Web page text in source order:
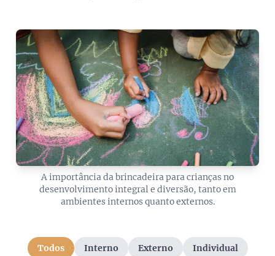
A importância da brincadeira para crianças no
desenvolvimento integral e diversão, tanto em
ambientes internos quanto externos.
Todos Interno Externo
Individual